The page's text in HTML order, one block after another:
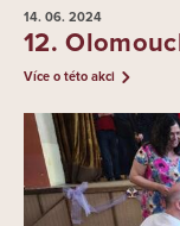
14. 06. 2024
12.
Více o této akci